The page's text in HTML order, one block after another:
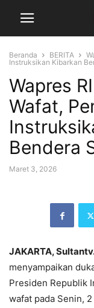
Beranda BERITA
Instruksikan Kibarkan
Wapres
Wafat,
Bendera
Maret 3, 2026
JAKARTA,
menyampaikan
Presiden Republik
wafat pada Senin,